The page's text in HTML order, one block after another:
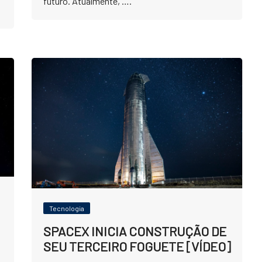
Tecnologia
SPACEX INICIA CONSTRUÇÃO DE
SEU TERCEIRO FOGUETE [VÍDEO]